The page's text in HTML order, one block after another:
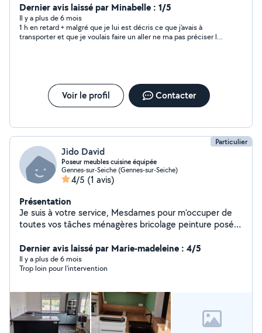
décoration
Dernier avis laissé par Minabelle : 1/5
Il y a plus de 6 mois
1 h en retard + malgré que je lui est décris ce que j’avais à
transporter et que je voulais faire un aller ne ma pas préciser la
Voir le profil Contacter
Particulier
Jido David
Poseur meubles cuisine équipée
Gennes-sur-Seiche (Gennes-sur-Seiche)
4/5 (1 avis)
Présentation
Je suis à votre service, Mesdames pour m'occuper de
toutes vos tâches ménagères bricolage peinture posé
préciser. David
Dernier avis laissé par Marie-madeleine : 4/5
Il y a plus de 6 mois
Trop loin pour l'intervention